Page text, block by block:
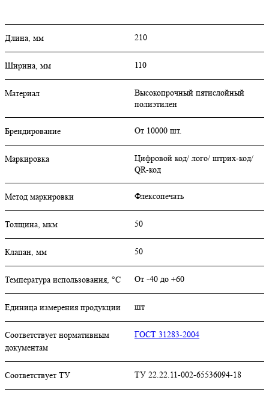
Длина, мм 210
Ширина, мм 110
Материал
Высокопрочный пятислойный
полиэтилен
Брендирование От 10000 шт.
Маркировка
Цифровой код/ лого/ штрих-код/
QR-код
Метод маркировки Флексопечать
Толщина, мкм 50
Клапан, мм 50
Температура использования, °C От -40 до +60
Единица измерения продукции шт
Соответствует нормативным
документам
ГОСТ 31283-2004
Соответствует ТУ ТУ 22.22.11-002-65536094-18